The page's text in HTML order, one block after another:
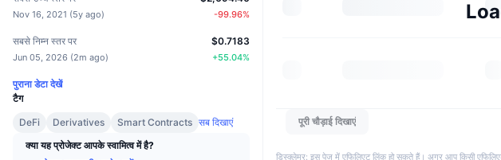
Nov 16, 2021 (5y ago) -99.96%
सबसे निम्न स्तर पर
Jun 05, 2026 (2m ago)
$0.7183
+55.04%
पुराना डेटा देखें
टैग
DeFi
Derivatives Smart Contracts सब दिखाएं
क्या यह प्रोजेक्ट आपके स्वामित्व में है?
पूरी चौड़ाई दिखाएं
डिस्क्लेमर: इस पेज में एफिलिएट लिंक हो सकते हैं। अगर आप किसी